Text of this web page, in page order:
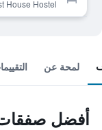
House Hostel
لمحة عن